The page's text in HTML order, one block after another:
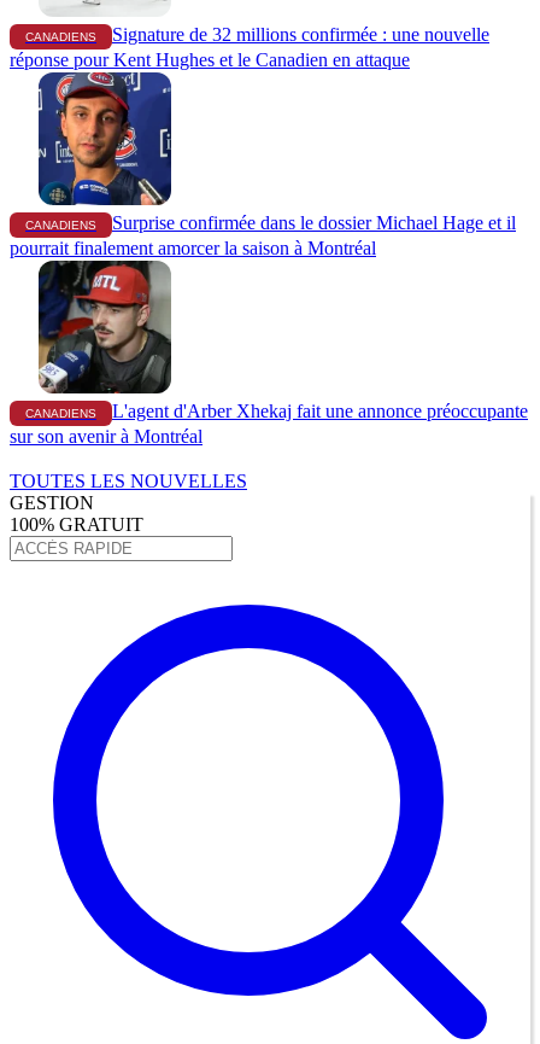
CANADIENS
Signature de 32 millions confirmée : une nouvelle
réponse pour Kent Hughes et le Canadien en attaque
CANADIENS
Surprise confirmée dans le dossier Michael Hage et il
pourrait finalement amorcer la saison à Montréal
CANADIENS
L'agent d'Arber Xhekaj fait une annonce préoccupante
sur son avenir à Montréal
TOUTES LES NOUVELLES
GESTION
100% GRATUIT